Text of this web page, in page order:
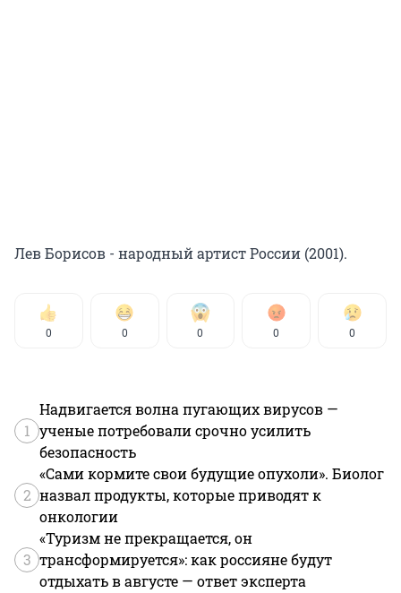
Лев Борисов - народный артист России (2001).
0 0 0 0 0
1
Надвигается волна пугающих вирусов —
ученые потребовали срочно усилить
безопасность
2
«Сами кормите свои будущие опухоли». Биолог
назвал продукты, которые приводят к
онкологии
3
«Туризм не прекращается, он
трансформируется»: как россияне будут
отдыхать в августе — ответ эксперта